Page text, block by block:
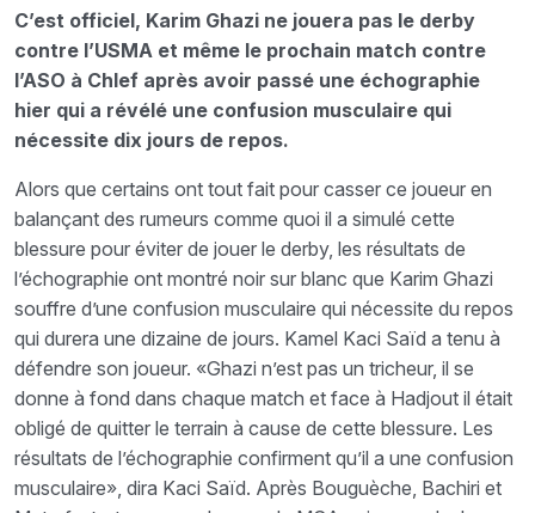
C’est officiel, Karim Ghazi ne jouera pas le derby
contre l’USMA et même le prochain match contre
l’ASO à Chlef après avoir passé une échographie
hier qui a révélé une confusion musculaire qui
nécessite dix jours de repos.
Alors que certains ont tout fait pour casser ce joueur en
balançant des rumeurs comme quoi il a simulé cette
blessure pour éviter de jouer le derby, les résultats de
l’échographie ont montré noir sur blanc que Karim Ghazi
souffre d’une confusion musculaire qui nécessite du repos
qui durera une dizaine de jours. Kamel Kaci Saïd a tenu à
défendre son joueur. «Ghazi n’est pas un tricheur, il se
donne à fond dans chaque match et face à Hadjout il était
obligé de quitter le terrain à cause de cette blessure. Les
résultats de l’échographie confirment qu’il a une confusion
musculaire», dira Kaci Saïd. Après Bouguèche, Bachiri et